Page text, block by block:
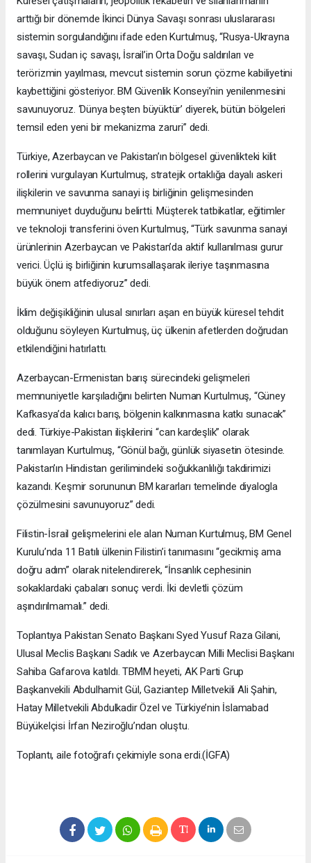
arttığı bir dönemde İkinci Dünya Savaşı sonrası uluslararası
sistemin sorgulandığını ifade eden Kurtulmuş, “Rusya-Ukrayna
savaşı, Sudan iç savaşı, İsrail’in Orta Doğu saldırıları ve
terörizmin yayılması, mevcut sistemin sorun çözme kabiliyetini
kaybettiğini gösteriyor. BM Güvenlik Konseyi’nin yenilenmesini
savunuyoruz. ‘Dünya beşten büyüktür’ diyerek, bütün bölgeleri
temsil eden yeni bir mekanizma zaruri” dedi.
Türkiye, Azerbaycan ve Pakistan’ın bölgesel güvenlikteki kilit
rollerini vurgulayan Kurtulmuş, stratejik ortaklığa dayalı askeri
ilişkilerin ve savunma sanayi iş birliğinin gelişmesinden
memnuniyet duyduğunu belirtti. Müşterek tatbikatlar, eğitimler
ve teknoloji transferini öven Kurtulmuş, “Türk savunma sanayi
ürünlerinin Azerbaycan ve Pakistan’da aktif kullanılması gurur
verici. Üçlü iş birliğinin kurumsallaşarak ileriye taşınmasına
büyük önem atfediyoruz” dedi.
İklim değişikliğinin ulusal sınırları aşan en büyük küresel tehdit
olduğunu söyleyen Kurtulmuş, üç ülkenin afetlerden doğrudan
etkilendiğini hatırlattı.
Azerbaycan-Ermenistan barış sürecindeki gelişmeleri
memnuniyetle karşıladığını belirten Numan Kurtulmuş, “Güney
Kafkasya’da kalıcı barış, bölgenin kalkınmasına katkı sunacak”
dedi. Türkiye-Pakistan ilişkilerini “can kardeşlik” olarak
tanımlayan Kurtulmuş, “Gönül bağı, günlük siyasetin ötesinde.
Pakistan’ın Hindistan gerilimindeki soğukkanlılığı takdirimizi
kazandı. Keşmir sorununun BM kararları temelinde diyalogla
çözülmesini savunuyoruz” dedi.
Filistin-İsrail gelişmelerini ele alan Numan Kurtulmuş, BM Genel
Kurulu’nda 11 Batılı ülkenin Filistin’i tanımasını “gecikmiş ama
doğru adım” olarak nitelendirerek, “İnsanlık cephesinin
sokaklardaki çabaları sonuç verdi. İki devletli çözüm
aşındırılmamalı.” dedi.
Toplantıya Pakistan Senato Başkanı Syed Yusuf Raza Gilani,
Ulusal Meclis Başkanı Sadık ve Azerbaycan Milli Meclisi Başkanı
Sahiba Gafarova katıldı. TBMM heyeti, AK Parti Grup
Başkanvekili Abdulhamit Gül, Gaziantep Milletvekili Ali Şahin,
Hatay Milletvekili Abdulkadir Özel ve Türkiye’nin İslamabad
Büyükelçisi İrfan Neziroğlu’ndan oluştu.
Toplantı, aile fotoğrafı çekimiyle sona erdi.(İGFA)